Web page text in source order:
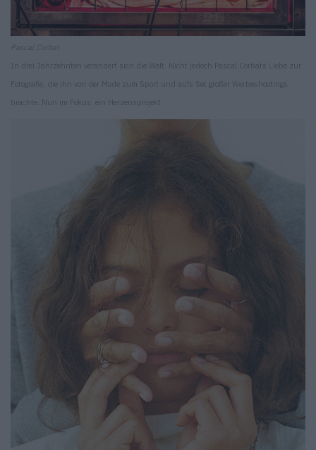
In drei Jahrzehnten verändert sich die Welt. Nicht jedoch Pascal Corbats Liebe zur
Fotografie, die ihn von der Mode zum Sport und aufs Set großer Werbeshootings
brachte. Nun im Fokus: ein Herzensprojekt.